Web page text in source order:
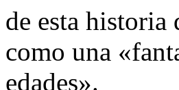
de esta historia
como una
edades».